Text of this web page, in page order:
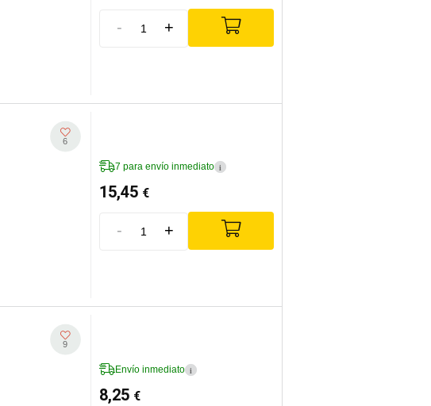
- +
6
7 para envío inmediato i
15,45 €
- +
9
Envío inmediato i
8,25 €